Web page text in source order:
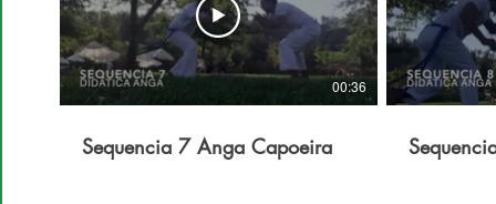
00:36
Sequencia 7 Anga Capoeira